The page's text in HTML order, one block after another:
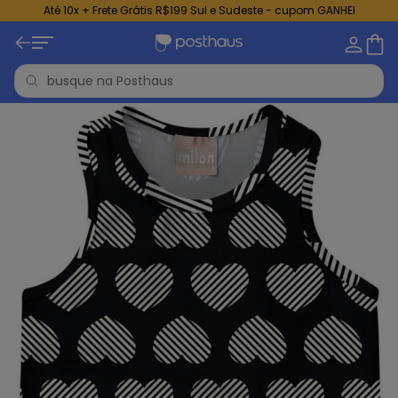
Até 10x + Frete Grátis R$199 Sul e Sudeste - cupom GANHEI